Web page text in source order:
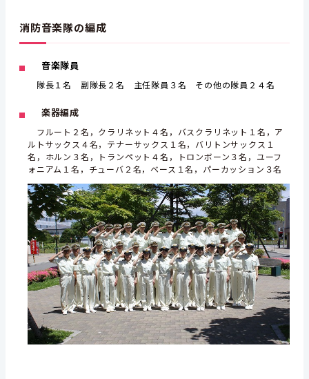
消防音楽隊の編成
音楽隊員
隊長１名 副隊長２名 主任隊員３名 その他の隊員２４名
楽器編成
フルート２名，クラリネット４名，バスクラリネット１名，ア
ルトサックス４名，テナーサックス１名，バリトンサックス１
名，ホルン３名，トランペット４名，トロンボーン３名，ユーフ
ォニアム１名，チューバ２名，ベース１名，パーカッション３名